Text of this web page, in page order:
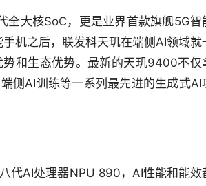
全大核SoC，更是业界首款旗舰5G智
机之后，联发科天玑在端侧AI领域就
和生态优势。最新的天玑9400不仅
侧AI训练等一系列最先进的生成式AI
代AI处理器NPU 890，AI性能和能效